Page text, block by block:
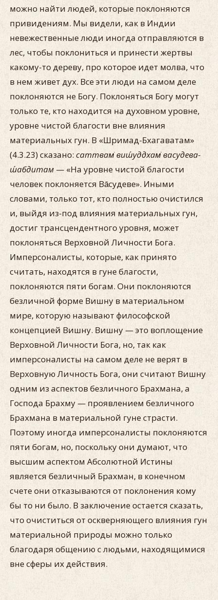
можно найти людей, которые поклоняются
привидениям. Мы видели, как в Индии
невежественные люди иногда отправляются в
лес, чтобы поклониться и принести жертвы
какому-то дереву, про которое идет молва, что
в нем живет дух. Все эти люди на самом деле
поклоняются не Богу. Поклоняться Богу могут
только те, кто находится на духовном уровне,
уровне чистой благости вне влияния
материальных гун. В «Шримад-Бхагаватам»
(4.3.23) сказано:саттвам̇ виш́уддхам̇ васудева-
ш́абдитам — «На уровне чистой благости
человек поклоняется Ва̄судеве». Иными
словами, только тот, кто полностью очистился
и, выйдя из-под влияния материальных гун,
достиг трансцендентного уровня, может
поклоняться Верховной Личности Бога.
Имперсоналисты, которые, как принято
считать, находятся в гуне благости,
поклоняются пяти богам. Они поклоняются
безличной форме Вишну в материальном
мире, которую называют философской
концепцией Вишну. Вишну — это воплощение
Верховной Личности Бога, но, так как
имперсоналисты на самом деле не верят в
Верховную Личность Бога, они считают Вишну
одним из аспектов безличного Брахмана, а
Господа Брахму — проявлением безличного
Брахмана в материальной гуне страсти.
Поэтому иногда имперсоналисты поклоняются
пяти богам, но, поскольку они думают, что
высшим аспектом Абсолютной Истины
является безличный Брахман, в конечном
счете они отказываются от поклонения кому
бы то ни было. В заключение остается сказать,
что очиститься от оскверняющего влияния гун
материальной природы можно только
благодаря общению с людьми, находящимися
вне сферы их действия.